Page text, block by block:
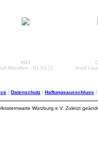
M42
Mündlein - 01.03.21
Josef
| Datenschutz | Haftungsausschluss |
Würzburg e.V. Zuletzt